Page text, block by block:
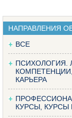
НАПРАВЛЕНИЯ
ВСЕ
ПСИХОЛОГИЯ.
КАРЬЕРА
КУРСЫ,